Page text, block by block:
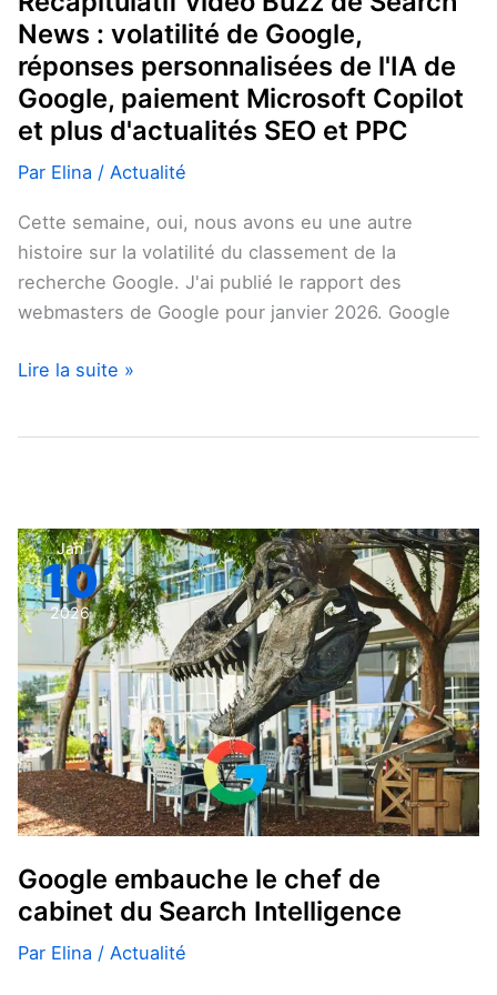
News : volatilité de Google,
réponses personnalisées de l'IA de
Google, paiement Microsoft Copilot
et plus d'actualités SEO et PPC
Par Elina /Actualité
Cette semaine, oui, nous avons eu une autre
histoire sur la volatilité du classement de la
recherche Google. J'ai publié le rapport des
webmasters de Google pour janvier 2026. Google
personnalisées
de
l'IA
de
Google,
paiement
Copilot
et
plus
d'actualités
et
Lire la suite »
Jan
10
2026
Google embauche le chef de
cabinet du Search Intelligence
Par Elina /Actualité
Google
embauche
le
chef
de
cabinet
du
Search
Intelligence